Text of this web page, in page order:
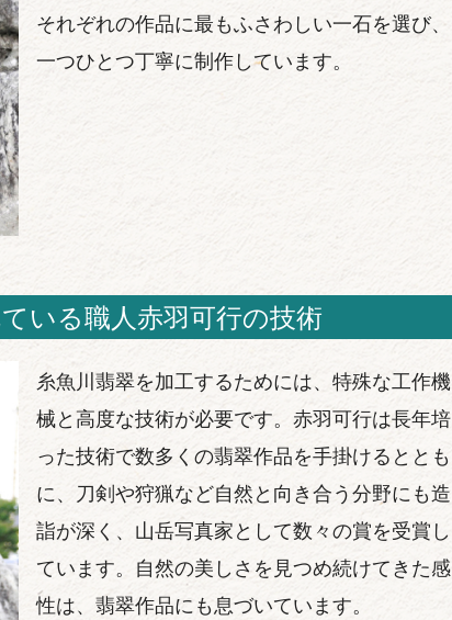
それぞれの作品に最もふさわしい一石を選び、
一つひとつ丁寧に制作しています。
いる職人赤羽可行の技術
糸魚川翡翠を加工するためには、特殊な工作機
械と高度な技術が必要です。赤羽可行は長年培
った技術で数多くの翡翠作品を手掛けるととも
に、刀剣や狩猟など自然と向き合う分野にも造
詣が深く、山岳写真家として数々の賞を受賞し
ています。自然の美しさを見つめ続けてきた感
性は、翡翠作品にも息づいています。